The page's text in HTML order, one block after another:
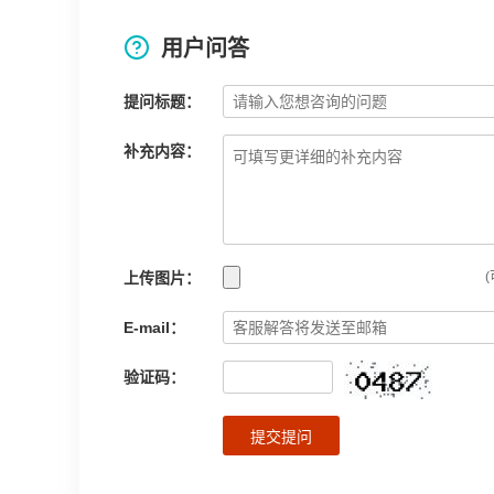
用户问答
提问标题：
补充内容：
上传图片： (
E-mail：
验证码：
提交提问